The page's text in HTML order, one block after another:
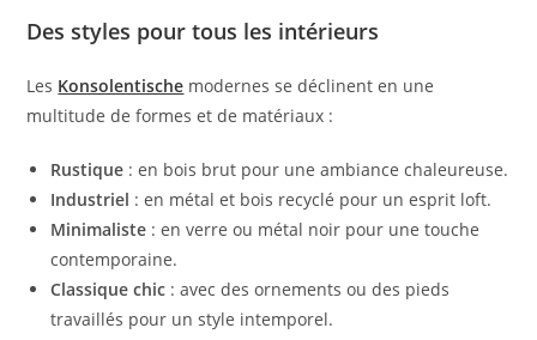
Des styles pour tous les intérieurs
Les Konsolentische modernes se déclinent en une
multitude de formes et de matériaux :
Rustique : en bois brut pour une ambiance chaleureuse.
Industriel : en métal et bois recyclé pour un esprit loft.
Minimaliste : en verre ou métal noir pour une touche
contemporaine.
Classique chic : avec des ornements ou des pieds
travaillés pour un style intemporel.